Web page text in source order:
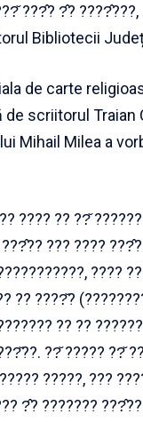
???̂? ?̂?
Bibliotecii
de carte
de scriitorul Traian
Mihail Milea a
???? ?? ??̆
??? ????
????
?? ????̆?
?? ??
??̆ ????? ??̆
?????, ???
?̂? ???????